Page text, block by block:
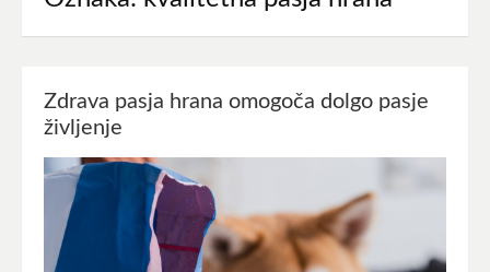
Zdrava pasja hrana omogoča dolgo pasje
življenje